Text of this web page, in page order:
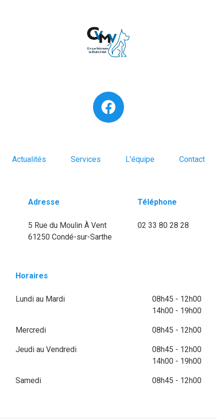
Actualités Services L'équipe Contact
Adresse
5 Rue du Moulin À Vent
61250 Condé-sur-Sarthe
Téléphone
02 33 80 28 28
Horaires
Lundi au Mardi
08h45 - 12h00
14h00 - 19h00
Mercredi 08h45 - 12h00
Jeudi au Vendredi
08h45 - 12h00
14h00 - 19h00
Samedi 08h45 - 12h00